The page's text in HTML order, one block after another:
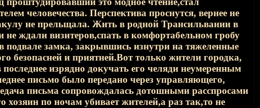
человечества. Перспектива проснутся, вернее не
не прельщала. Жить в родной Трансильвании в
ждали визитеров,спать в комфортабельном гробу
подвале замка, закрывшись изнутри на тяжеленные
безопасней и приятней.Вот только жители городка,
изрядно докучать его челяди неумеренным
письмо было передано через управляющего,
письма сопровождалась дотошными расспросами
по ночам убивает жителей,а раз так,то не